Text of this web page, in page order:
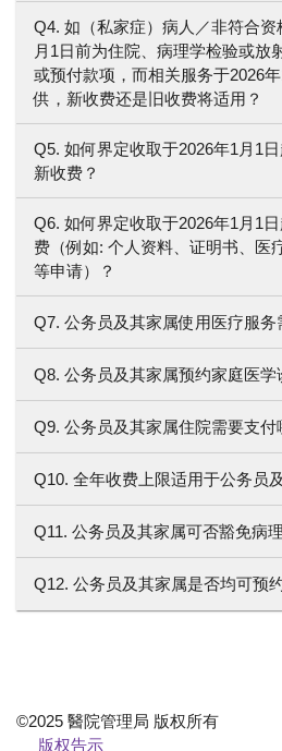
Q4. 如（私家症）病人／非符合资
月1日前为住院、病理学检验或放
或预付款项，而相关服务于2026
供，新收费还是旧收费将适用？
Q5. 如何界定收取于2026年1月1
新收费？
Q6. 如何界定收取于2026年1月1
费（例如: 个人资料、证明书、医
等申请）？
Q7. 公务员及其家属使用医疗服务
Q8. 公务员及其家属预约家庭医学
Q9. 公务员及其家属住院需要支付
Q10. 全年收费上限适用于公务员
Q11. 公务员及其家属可否豁免病
Q12. 公务员及其家属是否均可预
©2025 醫院管理局 版权所有
版权告示